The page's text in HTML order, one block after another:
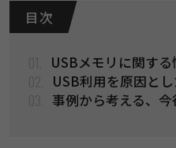
目 次
USBメモリに関す
USB利用を原因と
事例から考える、